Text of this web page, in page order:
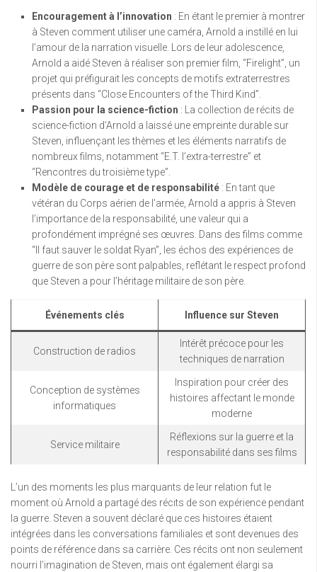
Encouragement à l’innovation : En étant le premier à montrer
à Steven comment utiliser une caméra, Arnold a instillé en lui
l’amour de la narration visuelle. Lors de leur adolescence,
Arnold a aidé Steven à réaliser son premier film, “Firelight”, un
projet qui préfigurait les concepts de motifs extraterrestres
présents dans “Close Encounters of the Third Kind”.
Passion pour la science-fiction : La collection de récits de
science-fiction d’Arnold a laissé une empreinte durable sur
Steven, influençant les thèmes et les éléments narratifs de
nombreux films, notamment “E.T. l’extra-terrestre” et
“Rencontres du troisième type”.
Modèle de courage et de responsabilité : En tant que
vétéran du Corps aérien de l’armée, Arnold a appris à Steven
l’importance de la responsabilité, une valeur qui a
profondément imprégné ses œuvres. Dans des films comme
“Il faut sauver le soldat Ryan”, les échos des expériences de
guerre de son père sont palpables, reflétant le respect profond
que Steven a pour l’héritage militaire de son père.
Événements clés Influence sur Steven
Construction de radios
Intérêt précoce pour les
techniques de narration
Conception de systèmes
informatiques
Inspiration pour créer des
histoires affectant le monde
moderne
Service militaire
Réflexions sur la guerre et la
responsabilité dans ses films
L’un des moments les plus marquants de leur relation fut le
moment où Arnold a partagé des récits de son expérience pendant
la guerre. Steven a souvent déclaré que ces histoires étaient
intégrées dans les conversations familiales et sont devenues des
points de référence dans sa carrière. Ces récits ont non seulement
nourri l’imagination de Steven, mais ont également élargi sa